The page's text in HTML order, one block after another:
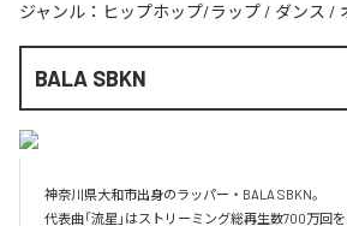
ジャンル： ヒップホップ/ラップ / ダンス /
BALA SBKN
神奈川県大和市出身のラッパー・BALA SBKN。
代表曲「流星」はストリーミング総再生数700万回を